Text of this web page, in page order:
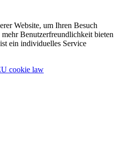
Website, um Ihren Besuch
Benutzerfreundlichkeit bieten
ein individuelles Service
cookie law